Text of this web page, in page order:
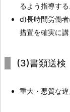
働
解
消
ャ
ペ
るよう指導する
d)長時間労働
措置を確実に講
(3)書類送検
重大・悪質な